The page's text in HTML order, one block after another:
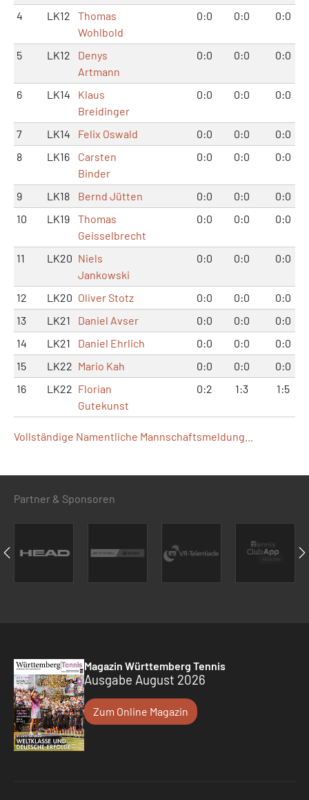
4 LK12
Thomas
Wohlbold
0:0 0:0 0:0
5 LK12
Denys
Artmann
0:0 0:0 0:0
6 LK14
Klaus
Breidinger
0:0 0:0 0:0
7 LK14 Felix Oswald 0:0 0:0
0:0
8
LK16
Carsten
Binder
0:0 0:0 0:0
9 LK18 Bernd Jütten 0:0 0:0
0:0
10
LK19
Thomas
Geisselbrecht
0:0 0:0 0:0
11 LK20 Niels
Jankowski
0:0 0:0 0:0
12 LK20 Oliver Stotz 0:0 0:0
0:0
13
LK21 Daniel Avser 0:0 0:0
0:0
14
LK21 Daniel Ehrlich 0:0 0:0
0:0
15
LK22 Mario Kah 0:0 0:0
0:0
16
LK22 Florian
Gutekunst
0:2 1:3 1:5
Vollständige Namentliche Mannschaftsmeldung...
Partner & Sponsoren
Magazin Württemberg Tennis
Ausgabe August 2026
Zum Online Magazin